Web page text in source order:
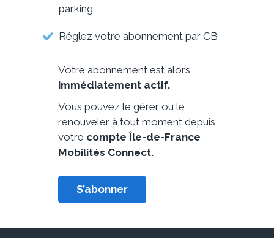
parking
Réglez votre abonnement par CB
Votre abonnement est alors
immédiatement actif.
Vous pouvez le gérer ou le
renouveler à tout moment depuis
votre compte Île-de-France
Mobilités Connect.
S’abonner